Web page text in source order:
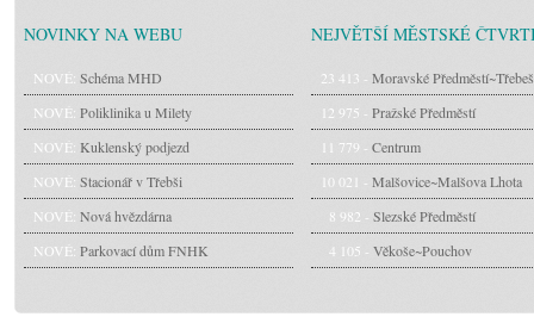
NOVINKY NA WEBU
NOVÉ: Schéma MHD
NOVÉ: Poliklinika u Milety
NOVÉ: Kuklenský podjezd
NOVÉ: Stacionář v Třebši
NOVÉ: Nová hvězdárna
NOVÉ: Parkovací dům FNHK
NEJVĚTŠÍ MĚSTSKÉ
23 413 - Moravské Předměstí~Třebeš
12 975 - Pražské Předměstí
11 779 - Centrum
10 021 - Malšovice~Malšova Lhota
8 982 - Slezské Předměstí
4 105 - Věkoše~Pouchov